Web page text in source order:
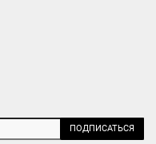
ПОДПИСАТЬСЯ